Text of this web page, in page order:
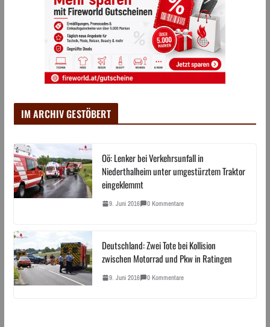
IM ARCHIV GESTÖBERT
Oö: Lenker bei Verkehrsunfall in
Niederthalheim unter umgestürztem Traktor
eingeklemmt
9. Juni 2016 0 Kommentare
Deutschland: Zwei Tote bei Kollision
zwischen Motorrad und Pkw in Ratingen
9. Juni 2016 0 Kommentare